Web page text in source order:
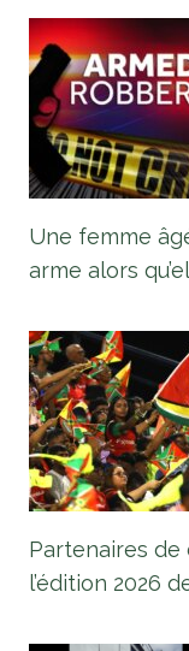
Une femme
arme alors
Partenaires de
l’édition 2026